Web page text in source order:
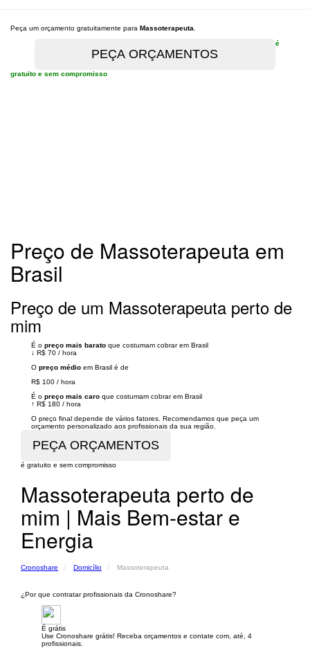
Peça um orçamento gratuitamente para Massoterapeuta
é
gratuito e sem compromisso
Preço de Massoterapeuta em
Brasil
Preço de um Massoterapeuta perto de
mim
É o preço mais barato que costumam cobrar em Brasil
↓ R$ 70 / hora
O preço médio em Brasil é de
R$ 100 / hora
É o preço mais caro que costumam cobrar em Brasil
↑ R$ 180 / hora
O preço final depende de vários fatores. Recomendamos que peça um
orçamento personalizado aos profissionais da sua região.
é gratuito e sem compromisso
Massoterapeuta perto de
mim | Mais Bem-estar e
Energia
Cronoshare Domicílio Massoterapeuta
¿Por que contratar profissionais da Cronoshare?
É grátis
Use Cronoshare grátis! Receba orçamentos e contate com, até, 4
profissionais.